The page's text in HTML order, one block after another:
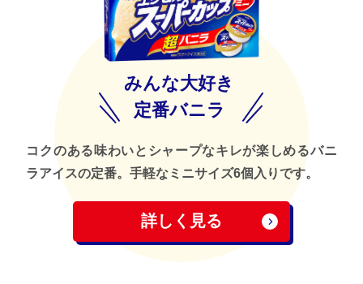
みんな大好き
定番バニラ
コクのある味わいとシャープなキレが楽しめるバニ
ラアイスの定番。手軽なミニサイズ6個入りです。
詳しく見る